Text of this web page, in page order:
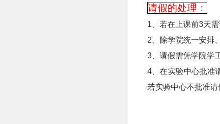
请假的处理：
1、若在上课前3天
2、除学院统一安排
3、请假需凭学院学
4、在实验中心批准
若实验中心不批准